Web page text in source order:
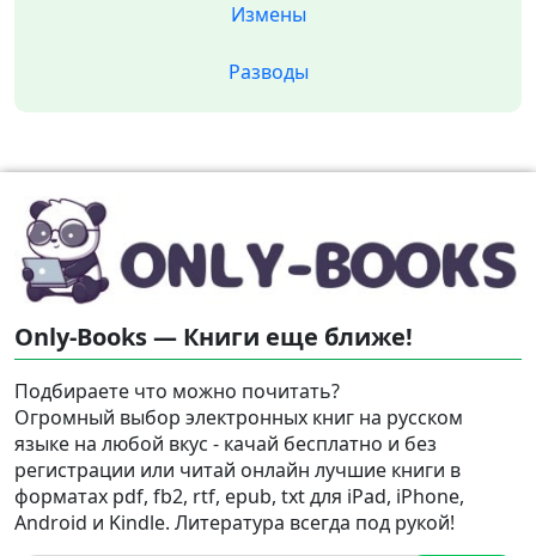
Измены
Разводы
Only-Books — Книги еще ближе!
Подбираете что можно почитать?
Огромный выбор электронных книг на русском
языке на любой вкус - качай бесплатно и без
регистрации или читай онлайн лучшие книги в
форматах pdf, fb2, rtf, epub, txt для iPad, iPhone,
Android и Kindle. Литература всегда под рукой!